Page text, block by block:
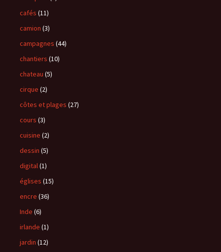
cafés (11)
camion (3)
campagnes (44)
chantiers (10)
chateau (5)
cirque (2)
côtes et plages (27)
cours (3)
cuisine (2)
dessin (5)
digital (1)
églises (15)
encre (36)
Inde (6)
irlande (1)
jardin (12)